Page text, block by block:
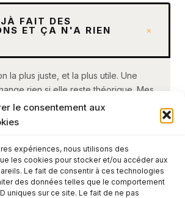
le consentement aux
expériences, nous utilisons des
les cookies pour stocker et/ou accéder aux
Le fait de consentir à ces technologies
des données telles que le comportement
uniques sur ce site. Le fait de ne pas
FAIT DES
ET ÇA N'A RIEN +
la plus juste, et la plus utile. Une
rien si elle reste théorique. Mes
de vos situations réelles,
en situation et se terminent par
ou trois pratiques à appliquer dès
et unpoint de suivi est prévu à
les changements. L'objectif
plus, mais de faire autrement.